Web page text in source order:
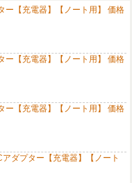
ー【充電器】【ノート用】 価格
ー【充電器】【ノート用】 価格
ー【充電器】【ノート用】 価格
ダプター【充電器】【ノート